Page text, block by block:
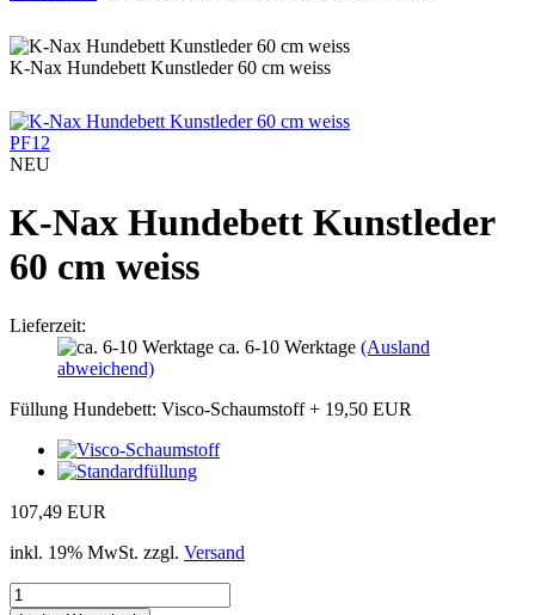
K-Nax Hundebett Kunstleder 60 cm weiss
PF12
NEU
K-Nax Hundebett Kunstleder
60 cm weiss
Lieferzeit:
ca. 6-10 Werktage (Ausland
abweichend)
Füllung Hundebett: Visco-Schaumstoff + 19,50 EUR
107,49 EUR
inkl. 19% MwSt. zzgl. Versand